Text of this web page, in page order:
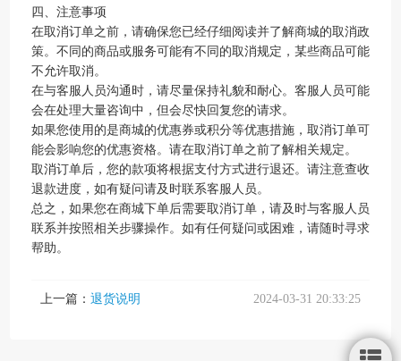
四、注意事项
在取消订单之前，请确保您已经仔细阅读并了解商城的取消政
策。不同的商品或服务可能有不同的取消规定，某些商品可能
不允许取消。
在与客服人员沟通时，请尽量保持礼貌和耐心。客服人员可能
会在处理大量咨询中，但会尽快回复您的请求。
如果您使用的是商城的优惠券或积分等优惠措施，取消订单可
能会影响您的优惠资格。请在取消订单之前了解相关规定。
取消订单后，您的款项将根据支付方式进行退还。请注意查收
退款进度，如有疑问请及时联系客服人员。
总之，如果您在商城下单后需要取消订单，请及时与客服人员
联系并按照相关步骤操作。如有任何疑问或困难，请随时寻求
帮助。
上一篇： 退货说明 2024-03-31 20:33:25